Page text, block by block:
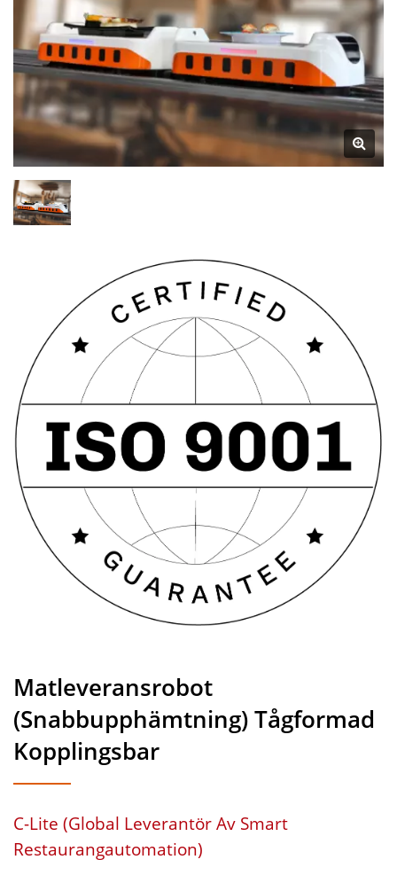
Restaurang & Matbord Sushi
Transportband Tillverkare |
Hong Chiang
Matleveransrobot
(Snabbupphämtning) Tågformad
Kopplingsbar
C-Lite (Global Leverantör Av Smart
Restaurangautomation)